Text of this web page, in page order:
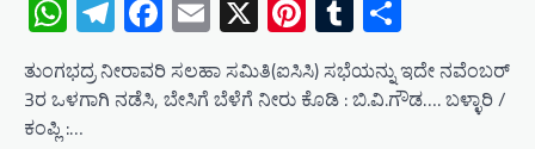
WhatsApp
Telegram
Facebook
Email
X Pinterest
Tumblr
ತುಂಗಭದ್ರ ನೀರಾವರಿ ಸಲಹಾ ಸಮಿತಿ(ಐಸಿಸಿ) ಸಭೆಯನ್ನು ಇದೇ ನವೆಂಬರ್
3ರ ಒಳಗಾಗಿ ನಡೆಸಿ, ಬೇಸಿಗೆ ಬೆಳೆಗೆ ನೀರು ಕೊಡಿ : ಬಿ.ವಿ.ಗೌಡ…. ಬಳ್ಳಾರಿ /
ಕಂಪ್ಲಿ :…